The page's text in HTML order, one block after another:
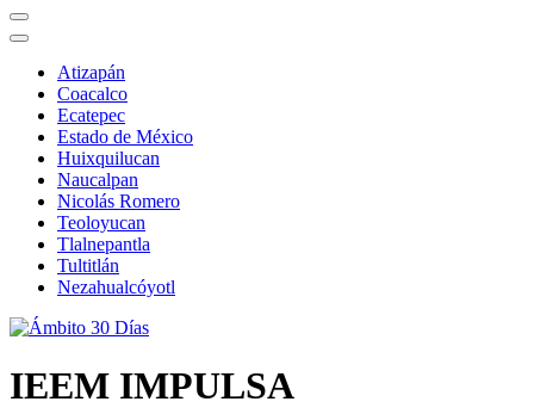
Atizapán
Coacalco
Ecatepec
Estado de México
Huixquilucan
Naucalpan
Nicolás Romero
Teoloyucan
Tlalnepantla
Tultitlán
Nezahualcóyotl
IEEM IMPULSA